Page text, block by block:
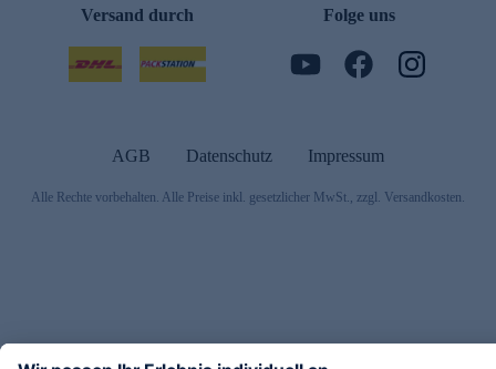
Versand durch Folge uns
AGB Datenschutz Impressum
Alle Rechte vorbehalten. Alle Preise inkl. gesetzlicher MwSt., zzgl. Versandkosten.